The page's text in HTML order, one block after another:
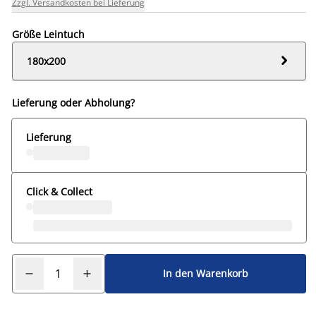
Größe Leintuch
180x200

Lieferung oder Abholung?
Lieferung
Click & Collect
In den Warenkorb